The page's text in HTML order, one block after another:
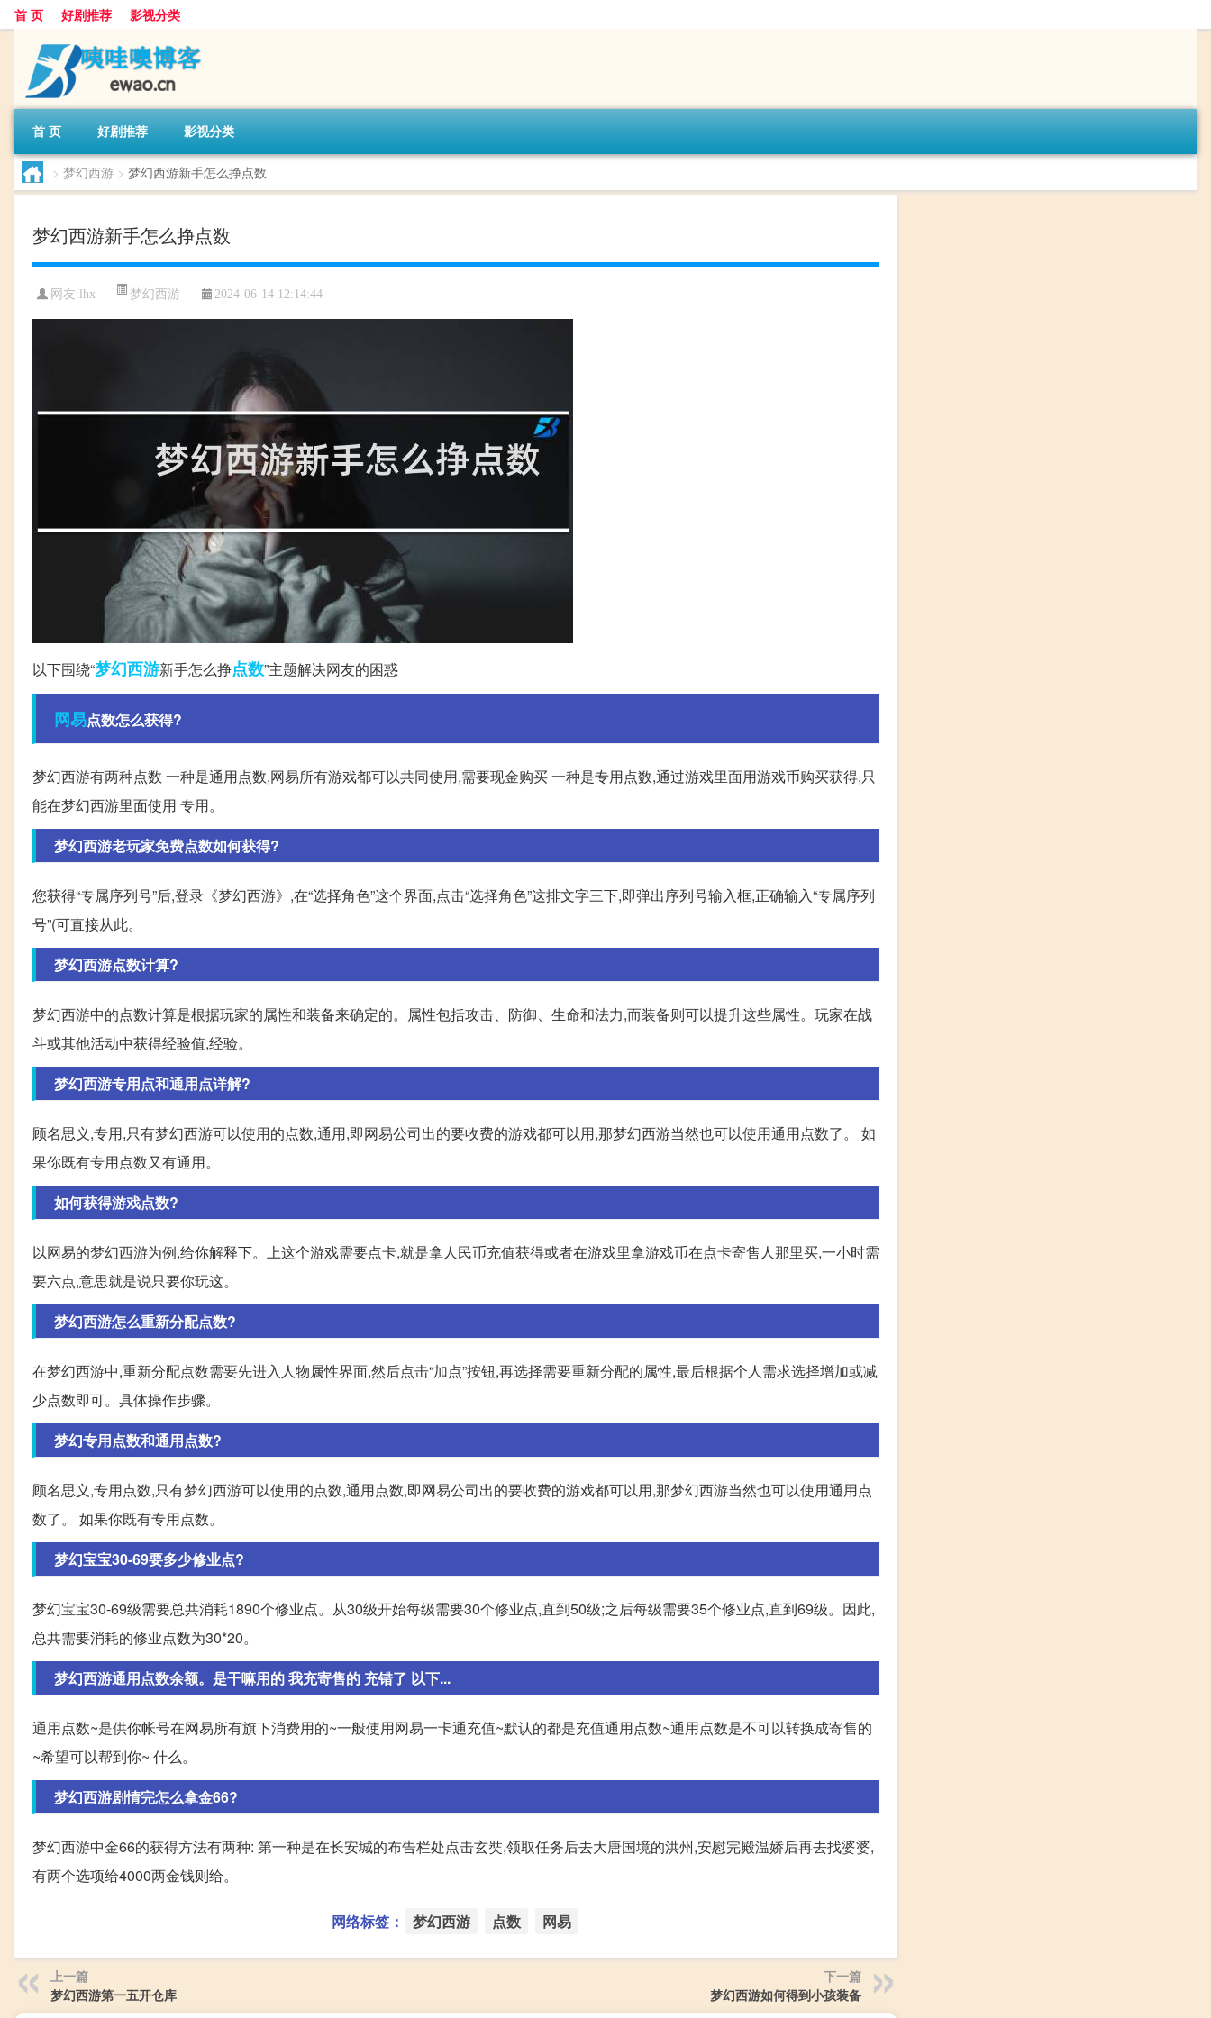
首 页 好剧推荐 影视分类
首 页 好剧推荐 影视分类
> 梦幻西游 > 梦幻西游新手怎么挣点数
梦幻西游新手怎么挣点数
网友: lhx 梦幻西游 2024-06-14 12:14:44
以下围绕“梦幻西游新手怎么挣点数”主题解决网友的困惑
网易点数怎么获得?
梦幻西游有两种点数 一种是通用点数,网易所有游戏都可以共同使用,需要现金购买 一种是专用点数,通过游戏里面用游戏币购买获得,只
能在梦幻西游里面使用 专用。
梦幻西游老玩家免费点数如何获得?
您获得“专属序列号”后,登录《梦幻西游》,在“选择角色”这个界面,点击“选择角色”这排文字三下,即弹出序列号输入框,正确输入“专属序列
号”(可直接从此。
梦幻西游点数计算?
梦幻西游中的点数计算是根据玩家的属性和装备来确定的。属性包括攻击、防御、生命和法力,而装备则可以提升这些属性。玩家在战
斗或其他活动中获得经验值,经验。
梦幻西游专用点和通用点详解?
顾名思义,专用,只有梦幻西游可以使用的点数,通用,即网易公司出的要收费的游戏都可以用,那梦幻西游当然也可以使用通用点数了。 如
果你既有专用点数又有通用。
如何获得游戏点数?
以网易的梦幻西游为例,给你解释下。上这个游戏需要点卡,就是拿人民币充值获得或者在游戏里拿游戏币在点卡寄售人那里买,一小时需
要六点,意思就是说只要你玩这。
梦幻西游怎么重新分配点数?
在梦幻西游中,重新分配点数需要先进入人物属性界面,然后点击“加点”按钮,再选择需要重新分配的属性,最后根据个人需求选择增加或减
少点数即可。具体操作步骤。
梦幻专用点数和通用点数?
顾名思义,专用点数,只有梦幻西游可以使用的点数,通用点数,即网易公司出的要收费的游戏都可以用,那梦幻西游当然也可以使用通用点
数了。 如果你既有专用点数。
梦幻宝宝30-69要多少修业点?
梦幻宝宝30-69级需要总共消耗1890个修业点。从30级开始每级需要30个修业点,直到50级;之后每级需要35个修业点,直到69级。因此,
总共需要消耗的修业点数为30*20。
梦幻西游通用点数余额。是干嘛用的 我充寄售的 充错了 以下...
通用点数~是供你帐号在网易所有旗下消费用的~一般使用网易一卡通充值~默认的都是充值通用点数~通用点数是不可以转换成寄售的
~希望可以帮到你~ 什么。
梦幻西游剧情完怎么拿金66?
梦幻西游中金66的获得方法有两种: 第一种是在长安城的布告栏处点击玄奘,领取任务后去大唐国境的洪州,安慰完殿温娇后再去找婆婆,
有两个选项给4000两金钱则给。
网络标签： 梦幻西游 点数 网易
上一篇
梦幻西游第一五开仓库
下一篇
梦幻西游如何得到小孩装备